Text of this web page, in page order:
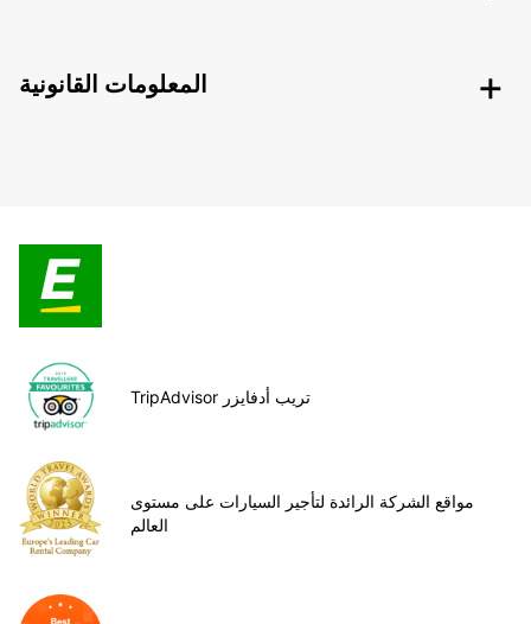
المعلومات القانونية
TripAdvisor تريب أدفايزر
مواقع الشركة الرائدة لتأجير السيارات على مستوى
العالم